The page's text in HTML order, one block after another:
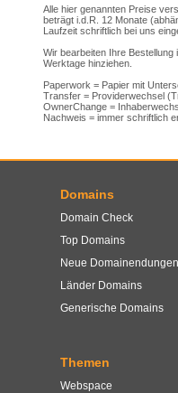
Alle hier genannten Preise
beträgt i.d.R. 12 Monate
Laufzeit schriftlich bei uns
Wir bearbeiten Ihre
Werktage hinziehen.
Paperwork = Papier mit
Transfer = Providerwechsel
OwnerChange =
Nachweis = immer schriftlich
Domains
Domain Check
Top Domains
Neue Domainendungen
Länder Domains
Generische Domains
Themen
Webspace